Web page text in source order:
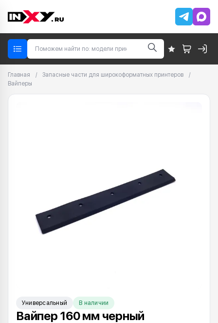
Главная / Запасные части для широкоформатных принтеров
/
Вайперы
Универсальный В наличии
Вайпер 160 мм черный